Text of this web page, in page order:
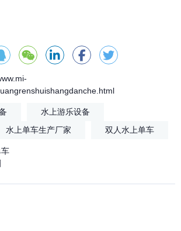
水上游乐设备
水上单车生产厂家 双人水上单车